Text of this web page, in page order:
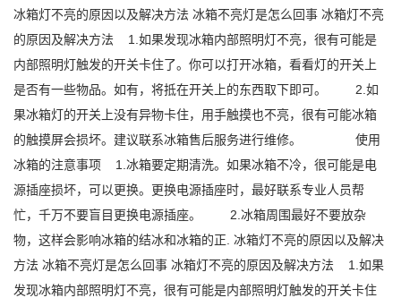
冰箱灯不亮的原因以及解决方法 冰箱不亮灯是怎么回事 冰箱灯不亮
的原因及解决方法 1.如果发现冰箱内部照明灯不亮，很有可能是
内部照明灯触发的开关卡住了。你可以打开冰箱，看看灯的开关上
是否有一些物品。如有，将抵在开关上的东西取下即可。 2.如
果冰箱灯的开关上没有异物卡住，用手触摸也不亮，很有可能冰箱
的触摸屏会损坏。建议联系冰箱售后服务进行维修。 使用
冰箱的注意事项 1.冰箱要定期清洗。如果冰箱不冷，很可能是电
源插座损坏，可以更换。更换电源插座时，最好联系专业人员帮
忙，千万不要盲目更换电源插座。 2.冰箱周围最好不要放杂
物，这样会影响冰箱的结冰和冰箱的正. 冰箱灯不亮的原因以及解决
方法 冰箱不亮灯是怎么回事 冰箱灯不亮的原因及解决方法 1.如果
发现冰箱内部照明灯不亮，很有可能是内部照明灯触发的开关卡住